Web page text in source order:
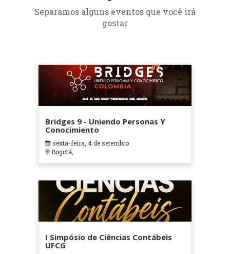
Separamos alguns eventos que você irá
gostar
Bridges 9 - Uniendo Personas Y
Conocimiento
sexta-feira, 4 de setembro
Bogotá,
I Simpósio de Ciências Contábeis
UFCG